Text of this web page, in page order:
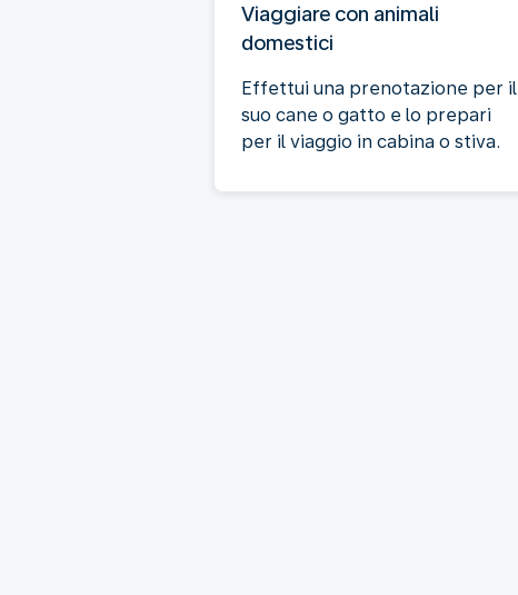
Viaggiare con animali
domestici
Effettui una prenotazione per il
suo cane o gatto e lo prepari
per il viaggio in cabina o stiva.